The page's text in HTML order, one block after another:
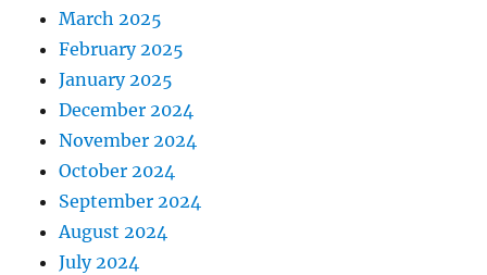
March 2025
February 2025
January 2025
December 2024
November 2024
October 2024
September 2024
August 2024
July 2024